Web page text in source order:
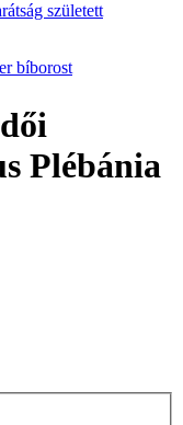
született
bíborost
Plébánia